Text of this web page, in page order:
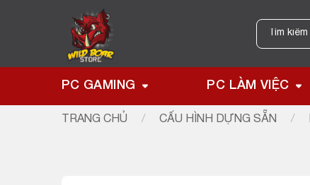
Tìm
kiếm:
PC GAMING PC LÀM VIỆC
TRANG CHỦ / CẤU HÌNH DỰNG SẴN /